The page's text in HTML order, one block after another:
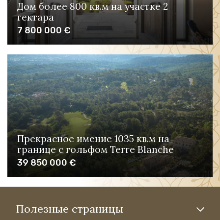
Дом более 800 кв.м на участке 2
гектара
7 800 000 €
Прекрасное имение 1035 кв.м на
границе с гольфом Terre Blanche
39 850 000 €
Полезные страницы